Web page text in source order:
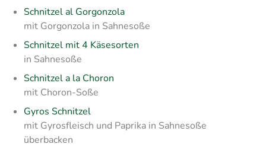
Schnitzel al Gorgonzola
mit Gorgonzola in Sahnesoße
Schnitzel mit 4 Käsesorten
in Sahnesoße
Schnitzel a la Choron
mit Choron-Soße
Gyros Schnitzel
mit Gyrosfleisch und Paprika in Sahnesoße
überbacken